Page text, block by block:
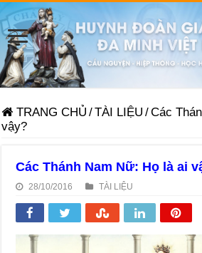
TRANG CHỦ /TÀI LIỆU /Các
vậy?
Các Thánh Nam Nữ: Họ là ai
28/10/2016 TÀI LIỆU